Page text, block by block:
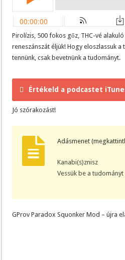
Pirolízis, 500 fokos gőz, THC-vé
reneszánszát éljük! Hogy eloszlassuk a
tennünk, csak bevetnünk a tudományt.
Értékeld a podcastet
Jó szórakozást!
Adásmenet
Kanabi(s)znisz
Vessük be a tudományt
GProv Paradox Squonker Mod – újra